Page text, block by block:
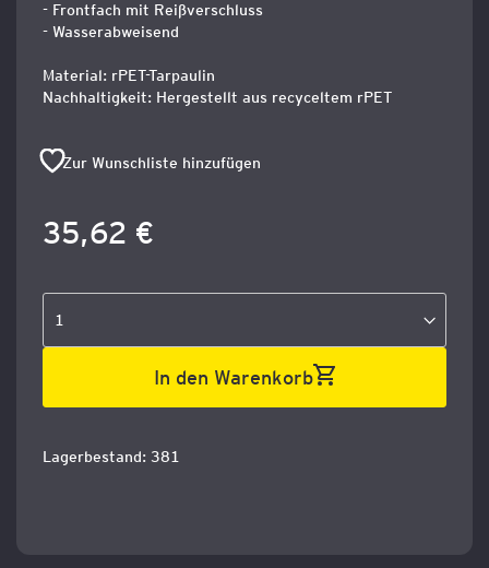
- Frontfach mit Reißverschluss
- Wasserabweisend
Material: rPET-Tarpaulin
Nachhaltigkeit: Hergestellt aus recyceltem rPET
Zur Wunschliste hinzufügen
35,62 €
In den Warenkorb
Lagerbestand: 381